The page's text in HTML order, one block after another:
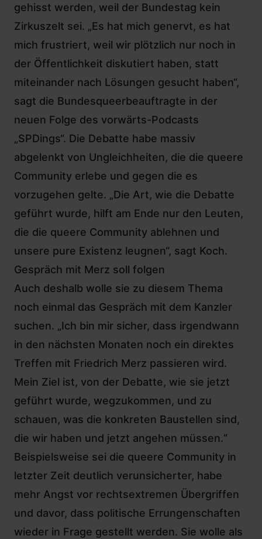
gehisst werden, weil der Bundestag kein
Zirkuszelt sei. „Es hat mich genervt, es hat
mich frustriert, weil wir plötzlich nur noch in
der Öffentlichkeit diskutiert haben, statt
miteinander nach Lösungen gesucht haben“,
sagt die Bundesqueerbeauftragte in der
neuen Folge des vorwärts-Podcasts
„SPDings“. Die Debatte habe massiv
abgelenkt von Ungleichheiten, die die queere
Community erlebe und gegen die es
vorzugehen gelte. „Die Art, wie die Debatte
geführt wurde, hilft am Ende nur den Leuten,
die die queere Community ablehnen und
unsere pure Existenz leugnen“, sagt Koch.
Gespräch mit Merz soll folgen
Auch deshalb wolle sie zu diesem Thema
noch einmal das Gespräch mit dem Kanzler
suchen. „Ich bin mir sicher, dass irgendwann
in den nächsten Monaten noch ein direktes
Treffen mit Friedrich Merz passieren wird.
Mein Ziel ist, von der Debatte, wie sie jetzt
geführt wurde, wegzukommen, und zu
schauen, was die konkreten Baustellen sind,
die wir haben und jetzt angehen müssen.“
Beispielsweise sei die queere Community in
letzter Zeit deutlich verunsicherter, habe
mehr Angst vor rechtsextremen Übergriffen
und davor, dass politische Errungenschaften
wieder in Frage gestellt werden. Sie wolle als